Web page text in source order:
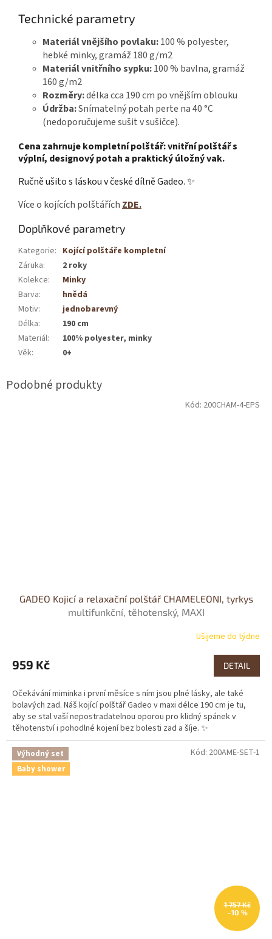
Technické parametry
Materiál vnějšího povlaku:100 % polyester,
hebké minky, gramáž 180 g/m2
Materiál vnitřního sypku:100 % bavlna, gramáž
160 g/m2
Rozměry:délka cca 190 cm po vnějším oblouku
Údržba:Snímatelný potah perte na 40 °C
(nedoporučujeme sušit v sušičce).
Cena zahrnuje kompletní polštář: vnitřní polštář s
výplní, designový potah a praktický úložný vak.
Ručně ušito s láskou v české dílně Gadeo. ✨
Více o kojících polštářích ZDE.
Doplňkové parametry
Kategorie: Kojící polštáře kompletní
Záruka:
2 roky
Kolekce:
Minky
Barva:
hnědá
Motiv:
jednobarevný
Délka:
190 cm
Materiál:
100% polyester, minky
Věk: 0+
GADEO Kojicí a relaxační polštář CHAMELEONI, tyrkys
multifunkční, těhotenský, MAXI
Ušijeme do týdne
959 Kč DETAIL
Očekávání miminka i první měsíce s ním jsou plné lásky, ale také
bolavých zad. Náš kojící polštář Gadeo v maxi délce 190 cm je tu,
aby se stal vaší nepostradatelnou oporou pro klidný spánek v
těhotenství i pohodlné kojení bez bolesti zad a šíje. ✨
Kód: 200CHAM-4-EPS
Výhodný set
Baby shower
1 757 Kč
–10 %
Kód: 200AME-SET-1